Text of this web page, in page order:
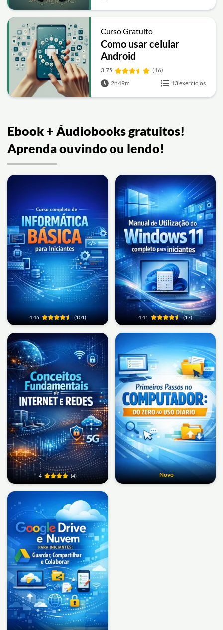
Curso Gratuito
Como usar celular
Android
3.75
(16)
2h49m
13 exercícios
Ebook + Áudiobooks gratuitos!
Aprenda ouvindo ou lendo!
4.46 (101) 4.41 (17)
4 (4) Novo